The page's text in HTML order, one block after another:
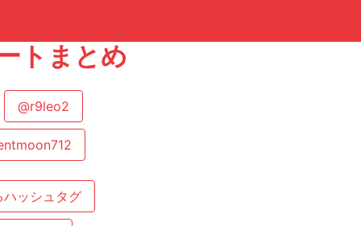
トまとめ
@r9leo2
ッシュタグ